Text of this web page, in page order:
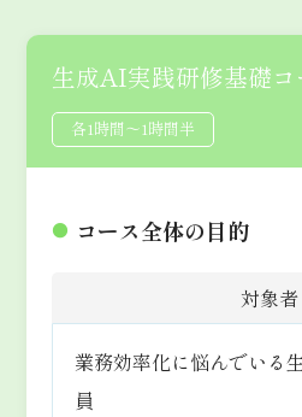
生成AI実践研修基礎コ
各1時間～1時間半
● コース全体の目的
対象者
業務効率化に悩んでいる
員